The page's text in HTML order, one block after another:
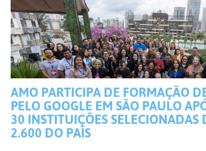
AMO PARTICIPA DE FORMAÇÃO
PELO GOOGLE EM SÃO PAULO
30 INSTITUIÇÕES SELECIONADAS
2.600 DO PAÍS